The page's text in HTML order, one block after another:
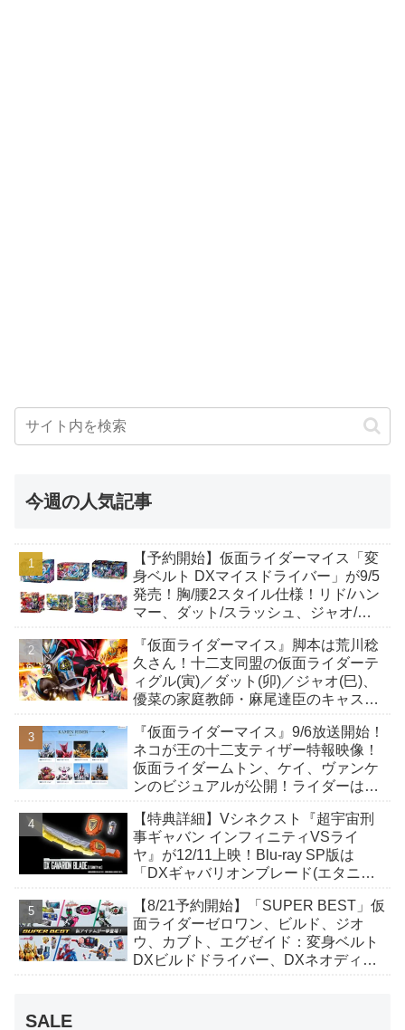
今週の人気記事
【予約開始】仮面ライダーマイス「変
身ベルト DXマイスドライバー」が9/5
発売！胸/腰2スタイル仕様！リド/ハン
マー、ダット/スラッシュ、ジャオ/バ
も！
『仮面ライダーマイス』脚本は荒川稔
久さん！十二支同盟の仮面ライダーテ
ィグル(寅)／ダット(卯)／ジャオ(巳)、
優菜の家庭教師・麻尾達臣のキャスト
んも変身！
『仮面ライダーマイス』9/6放送開始！
ネコが王の十二支ティザー特報映像！
仮面ライダームトン、ケイ、ヴァンケ
ンのビジュアルが公開！ライダーは子
【特典詳細】Vシネクスト『超宇宙刑
事ギャバン インフィニティVSライ
ヤ』が12/11上映！Blu-ray SP版は
「DXギャバリオンブレード(エタニテ
か豪華特典付き！
【8/21予約開始】「SUPER BEST」仮
面ライダーゼロワン、ビルド、ジオ
ウ、カブト、エグゼイド：変身ベルト
DXビルドドライバー、DXネオディケ
SALE